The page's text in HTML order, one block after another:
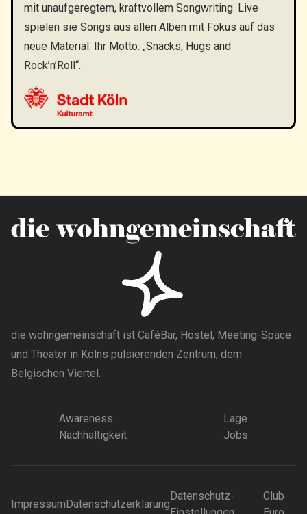
mit unaufgeregtem, kraftvollem Songwriting. Live
spielen sie Songs aus allen Alben mit Fokus auf das
neue Material. Ihr Motto: „Snacks, Hugs and
Rock’n’Roll“.
die wohngemeinschaft ist CaféBar, Hostel, Meeting-Space
und Theater in Kölns pulsierenden Zentrum, dem
Belgischen Viertel.
Awareness
Nachhaltigkeit
Lage
Jobs
ImpressumDatenschutzerklärung
Datenschutz-
Club